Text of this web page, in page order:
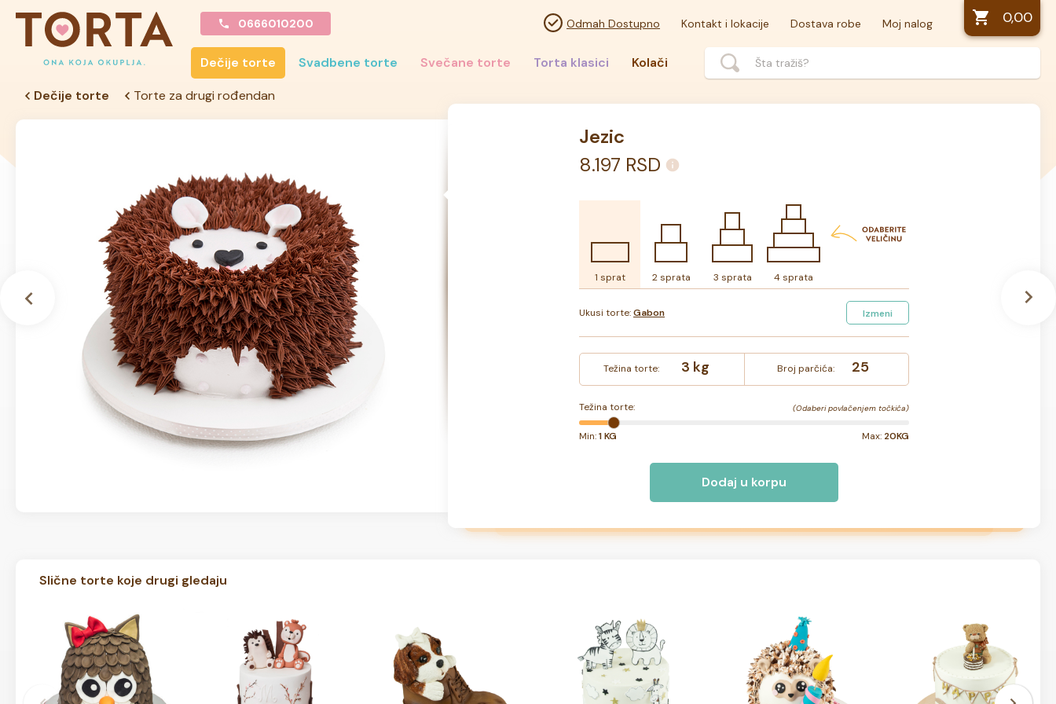
0666010200 Odmah Dostupno Kontakt i lokacije Dostava robe Moj nalog 0,00
Dečije torte Svadbene torte Svečane torte Torta klasici
Kolači
Dečije torte
Torte za drugi rođendan
Jezic
8.197 RSD
1 sprat 2 sprata 3 sprata 4 sprata
Ukusi torte:Gabon Izmeni
Težina torte: 3 kg Broj parčića: 25
Težina torte: (Odaberi povlačenjem točkića)
Min:1 KG Max: 20KG
Dodaj u korpu
Slične torte koje drugi gledaju